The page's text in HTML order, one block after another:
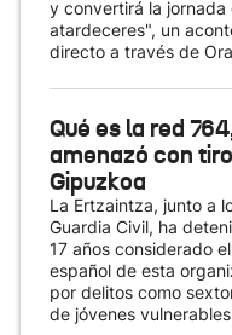
y convertirá la
atardeceres", un
directo a través de
Qué es la red
amenazó con
Gipuzkoa
La Ertzaintza, junto a
Guardia Civil, ha
17 años considerado
español de esta
por delitos como
de jóvenes